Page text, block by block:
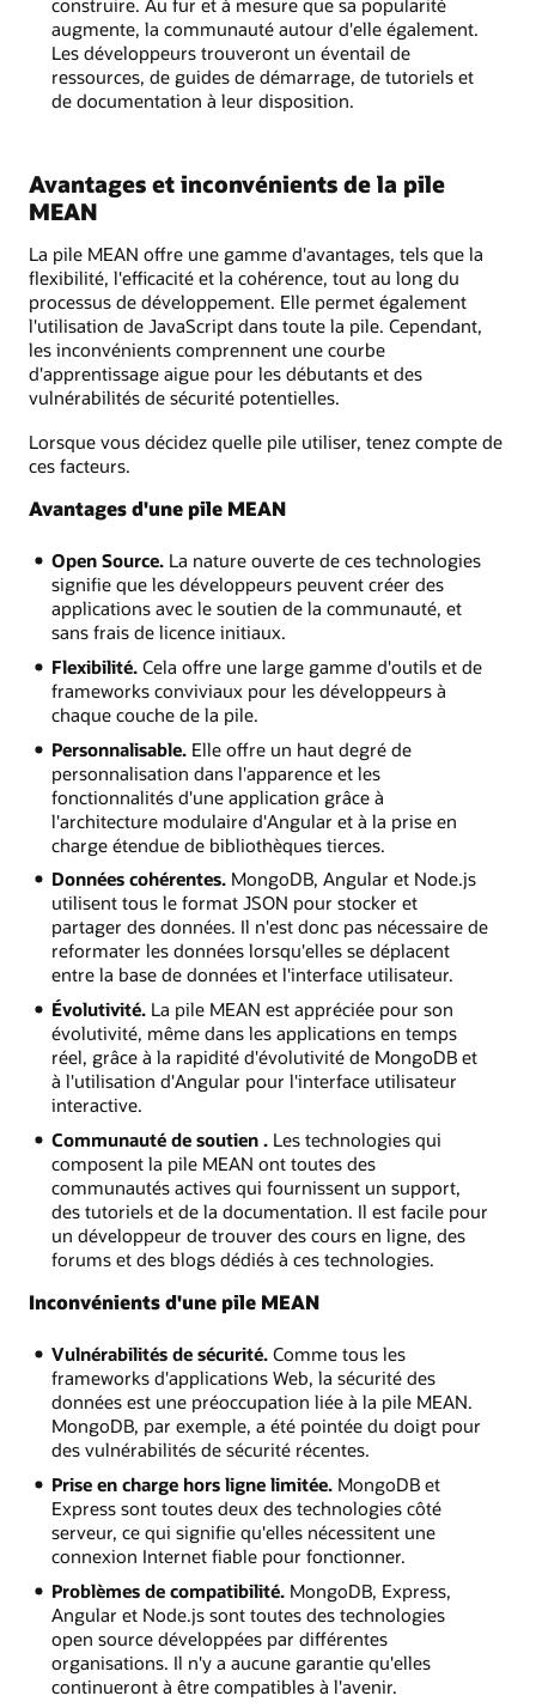
augmente, la communauté autour d'elle également.
Les développeurs trouveront un éventail de
ressources, de guides de démarrage, de tutoriels et
de documentation à leur disposition.
Avantages et inconvénients de la pile
MEAN
La pile MEAN offre une gamme d'avantages, tels que la
flexibilité, l'efficacité et la cohérence, tout au long du
processus de développement. Elle permet également
l'utilisation de JavaScript dans toute la pile. Cependant,
les inconvénients comprennent une courbe
d'apprentissage aigue pour les débutants et des
vulnérabilités de sécurité potentielles.
Lorsque vous décidez quelle pile utiliser, tenez compte de
ces facteurs.
Avantages d'une pile MEAN
Open Source.La nature ouverte de ces technologies
signifie que les développeurs peuvent créer des
applications avec le soutien de la communauté, et
sans frais de licence initiaux.
Flexibilité.Cela offre une large gamme d'outils et de
frameworks conviviaux pour les développeurs à
chaque couche de la pile.
Personnalisable.Elle offre un haut degré de
personnalisation dans l'apparence et les
fonctionnalités d'une application grâce à
l'architecture modulaire d'Angular et à la prise en
charge étendue de bibliothèques tierces.
Données cohérentes.MongoDB, Angular et Node.js
utilisent tous le format JSON pour stocker et
partager des données. Il n'est donc pas nécessaire de
reformater les données lorsqu'elles se déplacent
entre la base de données et l'interface utilisateur.
Évolutivité.La pile MEAN est appréciée pour son
évolutivité, même dans les applications en temps
réel, grâce à la rapidité d'évolutivité de MongoDB et
à l'utilisation d'Angular pour l'interface utilisateur
interactive.
Communauté de soutien .Les technologies qui
composent la pile MEAN ont toutes des
communautés actives qui fournissent un support,
des tutoriels et de la documentation. Il est facile pour
un développeur de trouver des cours en ligne, des
forums et des blogs dédiés à ces technologies.
Inconvénients d'une pile MEAN
Vulnérabilités de sécurité.Comme tous les
frameworks d'applications Web, la sécurité des
données est une préoccupation liée à la pile MEAN.
MongoDB, par exemple, a été pointée du doigt pour
des vulnérabilités de sécurité récentes.
Prise en charge hors ligne limitée.MongoDB et
Express sont toutes deux des technologies côté
serveur, ce qui signifie qu'elles nécessitent une
connexion Internet fiable pour fonctionner.
Problèmes de compatibilité.MongoDB, Express,
Angular et Node.js sont toutes des technologies
open source développées par différentes
organisations. Il n'y a aucune garantie qu'elles
continueront à être compatibles à l'avenir.